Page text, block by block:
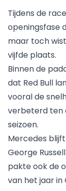
Tijdens de
openingsfase
maar toch
vijfde plaats.
Binnen de
dat Red Bull
vooral de
verbeterd ten
seizoen.
Mercedes
George
pakte ook de
van het jaar in